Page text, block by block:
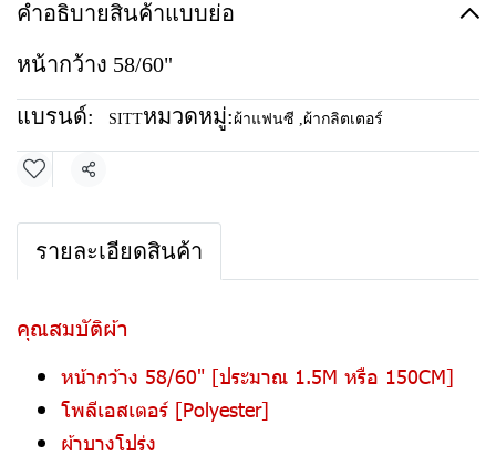
คำอธิบายสินค้าแบบย่อ
หน้ากว้าง 58/60"
แบรนด์: SITTหมวดหมู่: ผ้าแฟนซี ,ผ้ากลิตเตอร์
แชร์
รายละเอียดสินค้า
คุณสมบัติผ้า
หน้ากว้าง 58/60" [ประมาณ 1.5M หรือ 150CM]
โพลีเอสเตอร์ [Polyester]
ผ้าบางโปร่ง